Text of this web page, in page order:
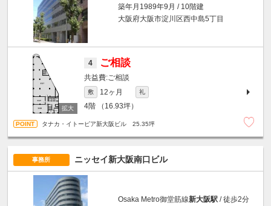
築年月1989年9月 / 10階建
大阪府大阪市淀川区西中島5丁目
4 ご相談
ご相談
敷 12ヶ月 礼
4階 （16.93坪）
タナカ・イトーピア新大阪ビル 25.35坪
事務所 ニッセイ新大阪南口ビル
Osaka Metro御堂筋線新大阪駅 / 徒歩2分